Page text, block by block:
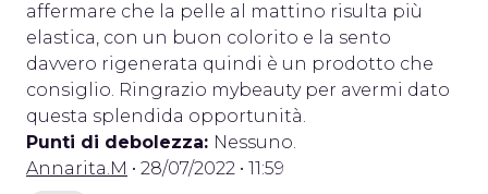
affermare che la pelle al mattino risulta più
elastica, con un buon colorito e la sento
davvero rigenerata quindi è un prodotto che
consiglio. Ringrazio mybeauty per avermi dato
questa splendida opportunità.
Punti di debolezza: Nessuno.
Annarita.M • 28/07/2022 • 11:59